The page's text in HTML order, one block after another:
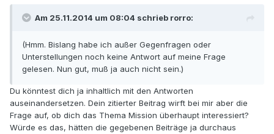
Am 25.11.2014 um 08:04 schrieb rorro:
(Hmm. Bislang habe ich außer Gegenfragen oder
Unterstellungen noch keine Antwort auf meine Frage
gelesen. Nun gut, muß ja auch nicht sein.)
Du könntest dich ja inhaltlich mit den Antworten
auseinandersetzen. Dein zitierter Beitrag wirft bei mir aber die
Frage auf, ob dich das Thema Mission überhaupt interessiert?
Würde es das, hätten die gegebenen Beiträge ja durchaus